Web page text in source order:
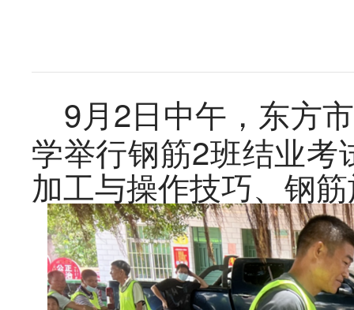
9月2日中午，东方
学举行钢筋2班结业
加工与操作技巧、钢